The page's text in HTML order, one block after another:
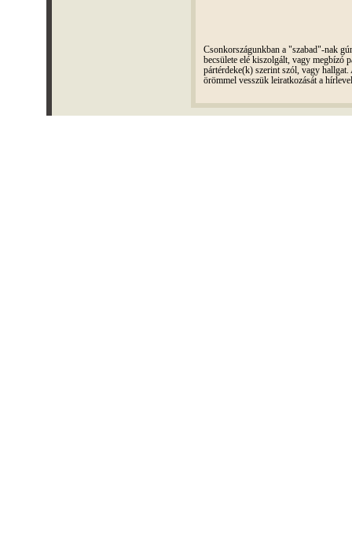
Csonkországunkban a "szabad"-nak
becsülete elé kiszolgált, vagy megbízó
pártérdeke(k) szerint szól, vagy
örömmel vesszük leiratkozását a